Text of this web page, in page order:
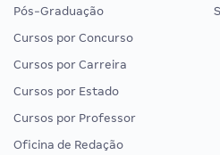
Pós-Graduação
Cursos por Concurso
Cursos por Carreira
Cursos por Estado
Cursos por Professor
Oficina de Redação